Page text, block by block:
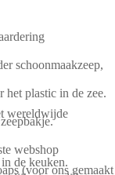
schoonmaakzeep,
het plastic in de zee.
wereldwijde
de keuken.
s (voor ons gemaakt